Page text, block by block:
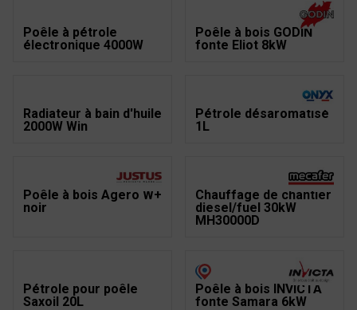
Poêle à pétrole
électronique 4000W
Poêle à bois GODIN
fonte Eliot 8kW
Radiateur à bain d'huile
2000W Win
Pétrole désaromatisé
1L
Poêle à bois Agero W+
noir
Chauffage de chantier
diesel/fuel 30kW
MH30000D
Pétrole pour poêle
Saxoil 20L
Poêle à bois INVICTA
fonte Samara 6kW